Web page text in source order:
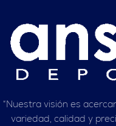
“Nuestra visión es
variedad, calidad y